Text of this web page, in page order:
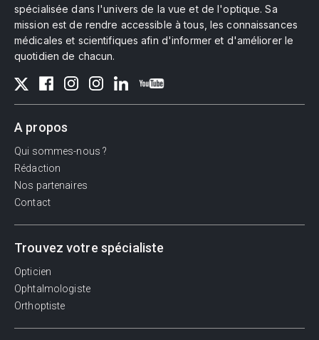
spécialisée dans l'univers de la vue et de l'optique. Sa
mission est de rendre accessible à tous, les connaissances
médicales et scientifiques afin d'informer et d'améliorer le
quotidien de chacun.
A propos
Qui sommes-nous ?
Rédaction
Nos partenaires
Contact
Trouvez votre spécialiste
Opticien
Ophtalmologiste
Orthoptiste